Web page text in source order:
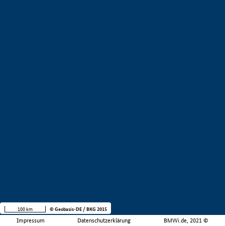
Impressum Datenschutzerklärung BMWi.de, 2021 ©
100 km © Geobasis-DE / BKG 2015